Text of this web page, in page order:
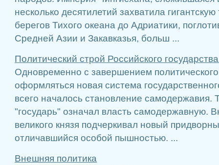
несколько десятилетий захватила
берегов Тихого океана до Адриатики,
Средней Азии и Закавказья, больш ...
Политический строй Российского
Одновременно с завершением
оформляться новая система
всего началось становление самодержавия.
"государь" означал власть самодержавную.
великого князя подчеркивал новый
отличавшийся особой пышностью. ...
Внешняя политика